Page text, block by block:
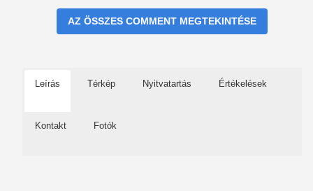
AZ ÖSSZES COMMENT MEGTEKINTÉSE
Leírás Térkép Nyitvatartás Értékelések
Kontakt Fotók